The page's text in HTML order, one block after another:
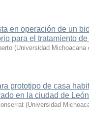
en operación de un
para el tratamiento
(Universidad
prototipo de casa
en la ciudad de
(Universidad